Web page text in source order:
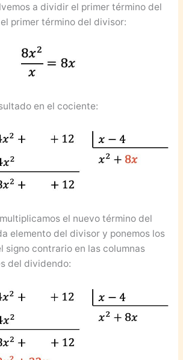
a dividir el primer término del
primer término del divisor:
en el cociente:
el nuevo término del
elemento del divisor y ponemos los
signo contrario en las columnas
del dividendo: